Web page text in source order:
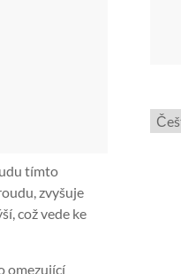
tímto
zvyšuje
což vede ke
omezující
jazyk